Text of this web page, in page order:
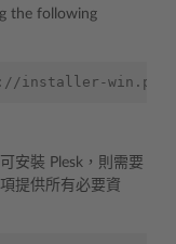
the following
安裝 Plesk，則需要
提供所有必要資